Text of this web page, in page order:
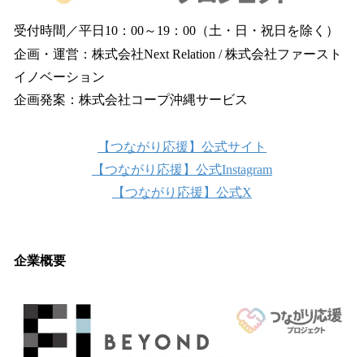
受付時間／平日10：00～19：00（土・日・祝日を除く）
企画・運営：株式会社Next Relation / 株式会社ファースト
イノベーション
企画発案：株式会社コープ沖縄サービス
【つながり応援】公式サイト
【つながり応援】公式Instagram
【つながり応援】公式X
企業概要